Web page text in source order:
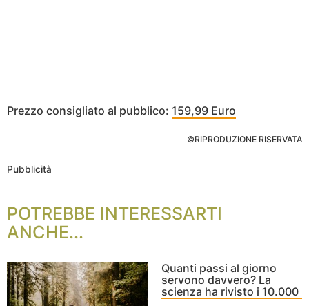
Prezzo consigliato al pubblico: 159,99 Euro
©RIPRODUZIONE RISERVATA
Pubblicità
POTREBBE INTERESSARTI
ANCHE...
Quanti passi al giorno
servono davvero? La
scienza ha rivisto i 10.000